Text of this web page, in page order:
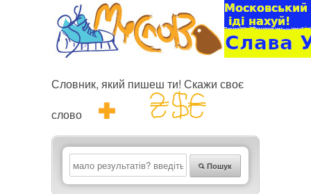
Словник, який пишеш ти! Скажи своє
слово
Пошук